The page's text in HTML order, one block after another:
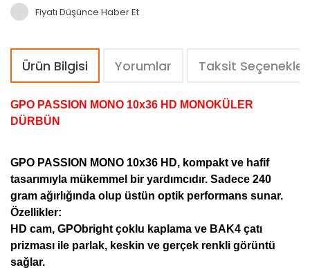
Fiyatı Düşünce Haber Et
Ürün Bilgisi Yorumlar Taksit Seçenekleri
GPO PASSION MONO 10x36 HD MONOKÜLER
DÜRBÜN
GPO PASSION MONO 10x36 HD, kompakt ve hafif
tasarımıyla mükemmel bir yardımcıdır. Sadece 240
gram ağırlığında olup üstün optik performans sunar.
Özellikler:
HD cam, GPObright çoklu kaplama ve BAK4 çatı
prizması ile parlak, keskin ve gerçek renkli görüntü
sağlar.